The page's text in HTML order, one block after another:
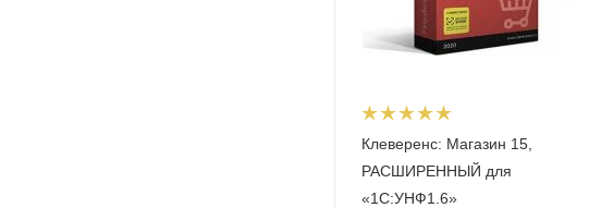
Клеверенс: Магазин 15,
РАСШИРЕННЫЙ для
«1С:УНФ1.6»